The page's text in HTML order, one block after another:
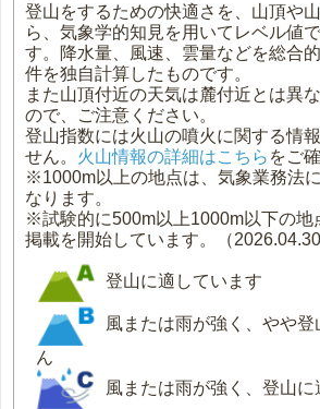
登山をするための快適さを、山頂や
ら、気象学的知見を用いてレベル値
す。降水量、風速、雲量などを総合
件を独自計算したものです。
また山頂付近の天気は麓付近とは異
ので、ご注意ください。
登山指数には火山の噴火に関する情
せん。 火山情報の詳細はこちら をご
※1000m以上の地点は、気象業務法
なります。
※試験的に500m以上1000m以下の地
掲載を開始しています。（2026.04.30
登山に適しています
風または雨が強く、やや
ん
風または雨が強く、登山